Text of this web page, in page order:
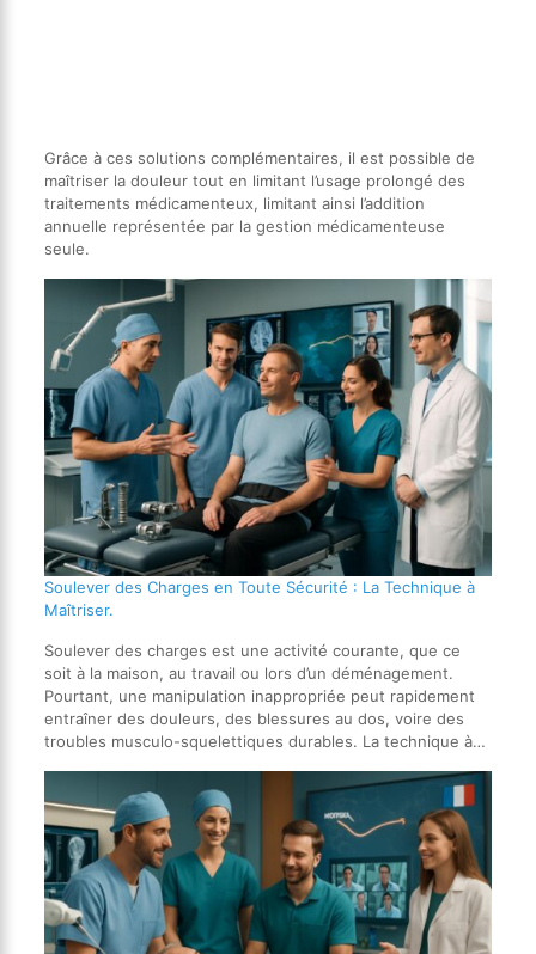
Grâce à ces solutions complémentaires, il est possible de
maîtriser la douleur tout en limitant l’usage prolongé des
traitements médicamenteux, limitant ainsi l’addition
annuelle représentée par la gestion médicamenteuse
seule.
Soulever des Charges en Toute Sécurité : La Technique à
Maîtriser.
Soulever des charges est une activité courante, que ce
soit à la maison, au travail ou lors d’un déménagement.
Pourtant, une manipulation inappropriée peut rapidement
entraîner des douleurs, des blessures au dos, voire des
troubles musculo-squelettiques durables. La technique à…